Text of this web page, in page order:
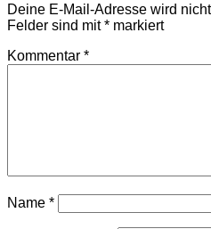
Deine E-Mail-Adresse wird
Felder sind mit* markiert
Kommentar *
Name *